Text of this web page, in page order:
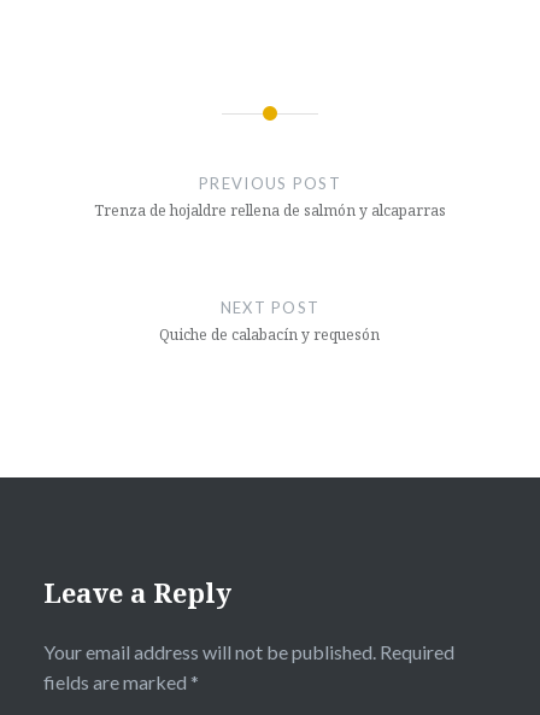
PREVIOUS POST
Trenza de hojaldre rellena de salmón y alcaparras
NEXT POST
Quiche de calabacín y requesón
Leave a Reply
Your email address will not be published. Required
fields are marked *